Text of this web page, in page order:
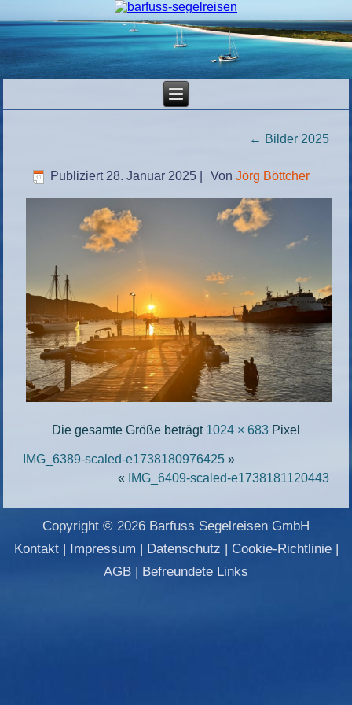
← Bilder 2025
Publiziert 28. Januar 2025 Von Jörg Böttcher
Die gesamte Größe beträgt 1024 × 683 Pixel
IMG_6389-scaled-e1738180976425 »
«
IMG_6409-scaled-e1738181120443
Copyright © 2026 Barfuss Segelreisen GmbH
Kontakt| Impressum | Datenschutz | Cookie-Richtlinie|
AGB | Befreundete Links